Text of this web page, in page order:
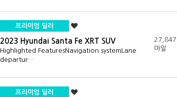
프리미엄 딜러
2023 Hyundai Santa Fe XRT SUV
Highlighted FeaturesNavigation systemLane
departur…
27,847
마일
프리미엄 딜러